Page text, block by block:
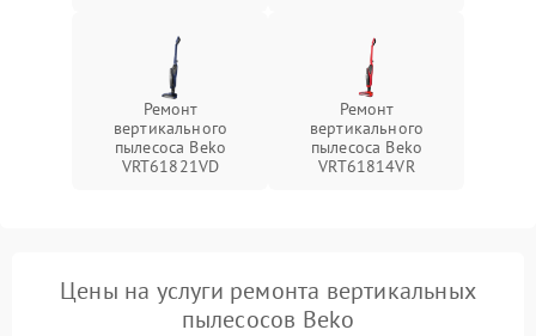
Ремонт
вертикального
пылесоса Beko
VRT61821VD
Ремонт
вертикального
пылесоса Beko
VRT61814VR
Цены на услуги ремонта вертикальных
пылесосов Beko